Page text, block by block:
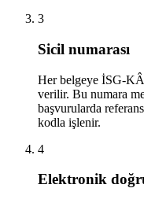
3
Sicil numarası
Her belgeye İSG-
verilir. Bu numara
başvurularda
kodla işlenir.
4
Elektronik